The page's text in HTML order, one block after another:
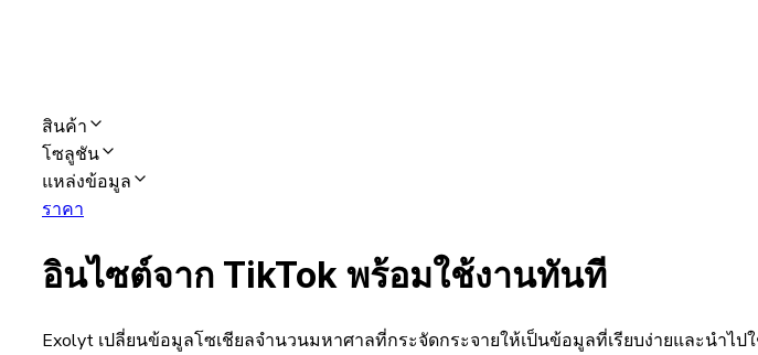
สินค้า
โซลูชัน
แหล่งข้อมูล
ราคา
อินไซต์จาก TikTok พร้อมใช้งานทันที
Exolyt เปลี่ยนข้อมูลโซเชียลจำนวนมหาศาลที่กระจัดกระจายให้เป็นข้อมูลที่เรียบง่ายและนำ